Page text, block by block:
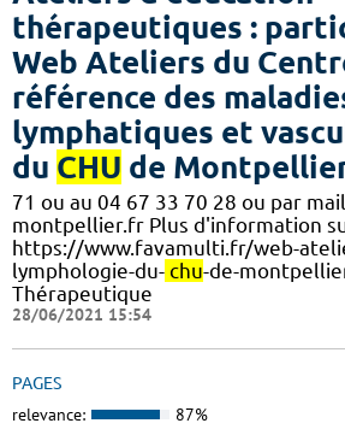
thérapeutiques :
Web Ateliers du
référence des
lymphatiques et
du CHU de
71 ou au 04 67 33 70 28 ou par
montpellier.fr Plus d'information
https://www.favamulti.fr/web-
lymphologie-du- chu-de-
Thérapeutique
28/06/2021 15:54
PAGES
relevance: 87%